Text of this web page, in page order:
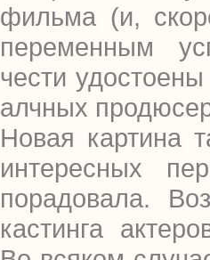
фильма (и,
переменным
чести
алчных
Новая картина
интересных
порадовала.
кастинга